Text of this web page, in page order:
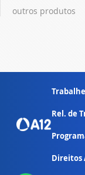
outros produtos
Rel. de
Direitos